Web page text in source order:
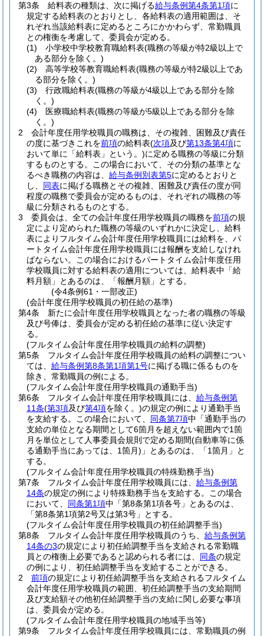
第3条
給料表の種類は、次に掲げる給与条例第4条第1項に
規定する給料表のとおりとし、各給料表の適用範囲は、そ
れぞれ当該給料表に定めるところにかかわらず、常勤職員
との権衡を考慮して、委員会が定める。
(1)
小学校中学校教育職給料表(職務の等級が特2級以上で
ある部分を除く。)
(2)
高等学校等教育職給料表(職務の等級が特2級以上であ
る部分を除く。)
(3)
行政職給料表(職務の等級が4級以上である部分を除
く。)
(4)
医療職給料表(職務の等級が5級以上である部分を除
く。)
2
会計年度任用学校職員の職務は、その複雑、困難及び責任
の度に基づきこれを前項の給料表(次項及び第13条第4項に
おいて単に「給料表」という。)に定める職務の等級に分類
するものとする。
この場合において、その分類の基準とな
るべき職務の内容は、 給与条例別表第5に定めるとおりと
し、 同表に掲げる職務とその複雑、困難及び責任の度が同
程度の職務で委員会が定めるものは、それぞれの職務の等
級に分類されるものとする。
3
委員会は、全ての会計年度任用学校職員の職務を前項の規
定により定められた職務の等級のいずれかに決定し、給料
表によりフルタイム会計年度任用学校職員には給料を、パ
ートタイム会計年度任用学校職員には報酬を支給しなけれ
ばならない。
この場合におけるパートタイム会計年度任用
学校職員に対する給料表の適用については、給料表中「給
料月額」とあるのは、「報酬月額」とする。
(令4条例61・一部改正)
(会計年度任用学校職員の初任給の基準)
第4条
新たに会計年度任用学校職員となった者の職務の等級
及び号俸は、委員会が定める初任給の基準に従い決定す
る。
(フルタイム会計年度任用学校職員の給料の調整)
第5条
フルタイム会計年度任用学校職員の給料の調整につい
ては、 給与条例第8条第1項第1号に掲げる職に係るものを
除き、常勤職員の例による。
(フルタイム会計年度任用学校職員の通勤手当)
第6条
フルタイム会計年度任用学校職員には、 給与条例第
11条(第3項及び第4項を除く。)の規定の例により通勤手当
を支給する。
この場合において、 同条第7項中「通勤手当の
支給の単位となる期間として6箇月を超えない範囲内で1箇
月を単位として人事委員会規則で定める期間(自動車等に係
る通勤手当にあっては、1箇月) 」とあるのは、「1箇月」と
する。
(フルタイム会計年度任用学校職員の特殊勤務手当)
第7条
フルタイム会計年度任用学校職員には、 給与条例第
14条の規定の例により特殊勤務手当を支給する。
この場合
において、 同条第1項中「第8条第1項各号」とあるのは、
「第8条第1項第2号又は第3号」とする。
(フルタイム会計年度任用学校職員の初任給調整手当)
第8条
フルタイム会計年度任用学校職員のうち、 給与条例第
14条の3の規定により初任給調整手当を支給される常勤職
員との権衡上必要であると認められる者には、 同条の規定
の例により、初任給調整手当を支給することができる。
2
前項の規定により初任給調整手当を支給されるフルタイム
会計年度任用学校職員の範囲、初任給調整手当の支給期間
及び支給額その他初任給調整手当の支給に関し必要な事項
は、委員会が定める。
(フルタイム会計年度任用学校職員の地域手当等)
第9条
フルタイム会計年度任用学校職員には、常勤職員の例